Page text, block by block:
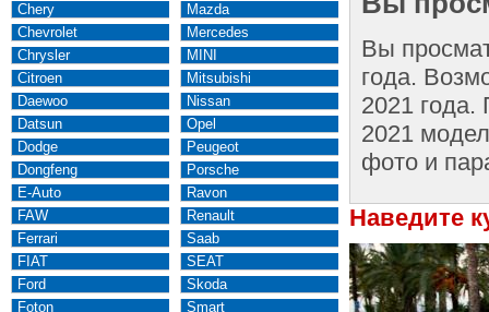
Chery
Chevrolet
Chrysler
Citroen
Daewoo
Datsun
Dodge
Dongfeng
E-Auto
FAW
Ferrari
FIAT
Ford
Foton
Mazda
Mercedes
MINI
Mitsubishi
Nissan
Opel
Peugeot
Porsche
Ravon
Renault
Saab
SEAT
Skoda
Smart
Вы
года.
2021 года.
2021
фото и
Наведите